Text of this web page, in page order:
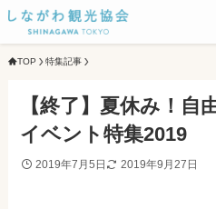
TOP 特集記事
【終了】夏休み！自
イベント特集2019
2019年7月5日 2019年9月27日